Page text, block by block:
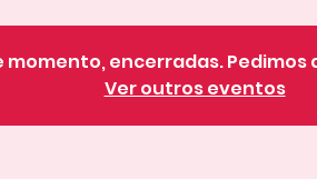
encerradas.
Ver outros eventos